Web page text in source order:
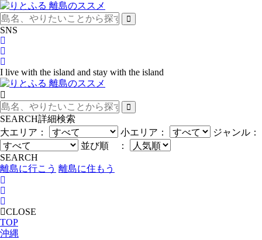
SNS
I live with the island and stay with the island
SEARCH詳細検索
大エリア：
小エリア：
ジャンル：
並び順 ：
SEARCH
離島に行こう 離島に住もう
CLOSE
TOP
沖縄